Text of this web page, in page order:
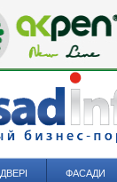
ДВЕРІ ФАСАДИ